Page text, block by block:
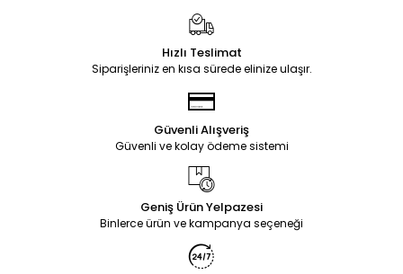
Hızlı Teslimat
Siparişleriniz en kısa sürede elinize ulaşır.
Güvenli Alışveriş
Güvenli ve kolay ödeme sistemi
Geniş Ürün Yelpazesi
Binlerce ürün ve kampanya seçeneği